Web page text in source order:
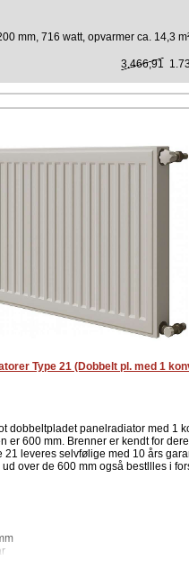
mm, 716 watt, opvarmer ca. 14,3
3.466,91
Type 21 (Dobbelt pl. med 1
dobbeltpladet panelradiator med 1
er 600 mm. Brenner er kendt for
21 leveres selvfølige med 10 års
over de 600 mm også bestllles i